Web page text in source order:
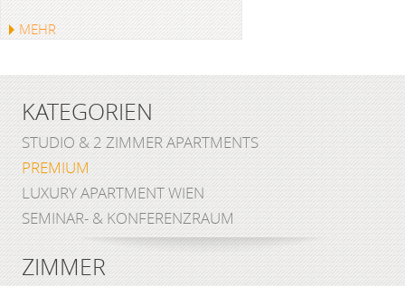
MEHR
KATEGORIEN
STUDIO & 2 ZIMMER APARTMENTS
PREMIUM
LUXURY APARTMENT WIEN
SEMINAR- & KONFERENZRAUM
ZIMMER